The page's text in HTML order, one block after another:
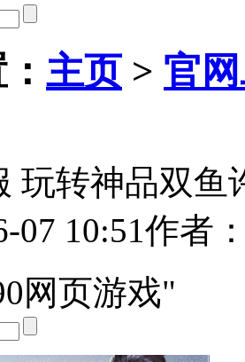
： 主页> 官
玩转神品双
07 10:51作者
网页游戏"